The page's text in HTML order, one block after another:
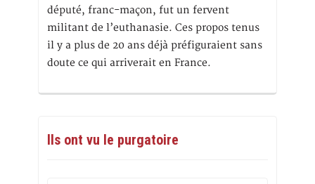
député, franc-maçon, fut un fervent
militant de l’euthanasie. Ces propos tenus
il y a plus de 20 ans déjà préfiguraient sans
doute ce qui arriverait en France.
Ils ont vu le purgatoire